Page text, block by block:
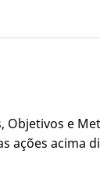
e
ações acima